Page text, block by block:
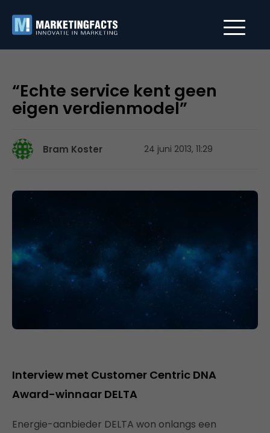
“Echte service kent geen
eigen verdienmodel”
Bram Koster 24 juni 2013, 11:29
Interview met Customer Centric DNA
Award-winnaar DELTA
Energie-aanbieder DELTA won onlangs een